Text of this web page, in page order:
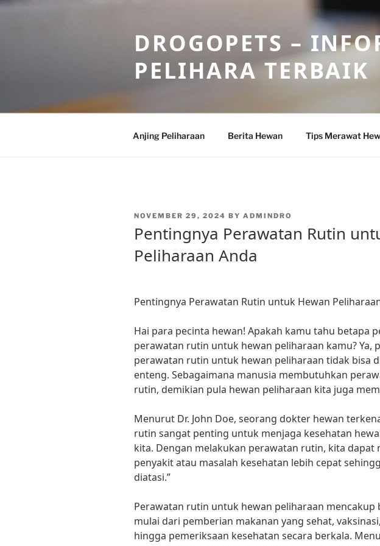
Skip
DROGOPETS –
PELIHARA TERBAIK
Anjing Peliharaan Berita Hewan Tips Merawat
POSTED
NOVEMBER 29, 2024 BY ADMINDRO
Pentingnya Perawatan Rutin
Peliharaan Anda
Pentingnya Perawatan Rutin untuk Hewan
Hai para pecinta hewan! Apakah kamu tahu betapa
perawatan rutin untuk hewan peliharaan kamu? Ya,
perawatan rutin untuk hewan peliharaan tidak bisa
enteng. Sebagaimana manusia membutuhkan
rutin, demikian pula hewan peliharaan kita juga
Menurut Dr. John Doe, seorang dokter hewan
rutin sangat penting untuk menjaga kesehatan
kita. Dengan melakukan perawatan rutin, kita dapat
penyakit atau masalah kesehatan lebih cepat
diatasi.”
Perawatan rutin untuk hewan peliharaan mencakup
mulai dari pemberian makanan yang sehat,
hingga pemeriksaan kesehatan secara berkala.